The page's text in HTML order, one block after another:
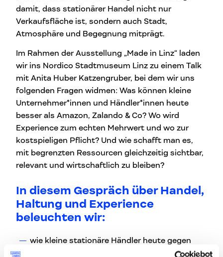
damit, dass stationärer Handel nicht nur
Verkaufsfläche ist, sondern auch Stadt,
Atmosphäre und Begegnung mitprägt.
Im Rahmen der Ausstellung „Made in Linz“ laden
wir ins Nordico Stadtmuseum Linz zu einem Talk
mit Anita Huber Katzengruber, bei dem wir uns
folgenden Fragen widmen: Was können kleine
Unternehmer*innen und Händler*innen heute
besser als Amazon, Zalando & Co? Wo wird
Experience zum echten Mehrwert und wo zur
kostspieligen Pflicht? Und wie schafft man es,
mit begrenzten Ressourcen gleichzeitig sichtbar,
relevant und wirtschaftlich zu bleiben?
In diesem Gespräch über Handel,
Haltung und Experience
beleuchten wir:
wie kleine stationäre Händler heute gegen